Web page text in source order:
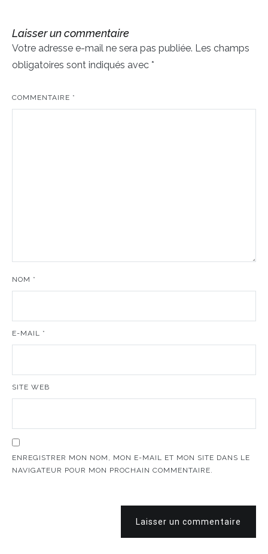
Laisser un commentaire
Votre adresse e-mail ne sera pas publiée. Les champs
obligatoires sont indiqués avec *
COMMENTAIRE *
NOM *
E-MAIL *
SITE WEB
ENREGISTRER MON NOM, MON E-MAIL ET MON SITE DANS LE
NAVIGATEUR POUR MON PROCHAIN COMMENTAIRE.
Laisser un commentaire